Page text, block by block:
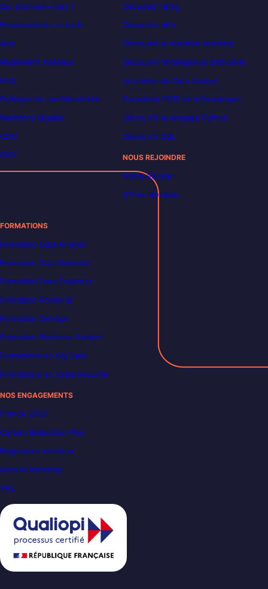
Qui sommes-nous ?
Financements et tarifs
Avis
Règlement intérieur
FAQ
Politique de confidentialité
Mentions légales
CGU
CGV
Decoded | Blog
Découvrir n8n
Découvrir le machine learning
Découvrir l’intelligence artificielle
Le métier de Data Analyst
Formation POEI en informatique
Découvrir le langage Python
Découvrir SQL
NOUS REJOINDRE
Notre équipe
Offres d’emploi
FORMATIONS
Formation Data Analyst
Formation Data Scientist
Formation Data Engineer
Formation Power BI
Formation DevOps
Formation Business Analyst
Formations en Big Data
Formations en Cybersécurité
NOS ENGAGEMENTS
France 2030
Carbon Reduction Plan
Règlement intérieur
Accueil handicap
VAE